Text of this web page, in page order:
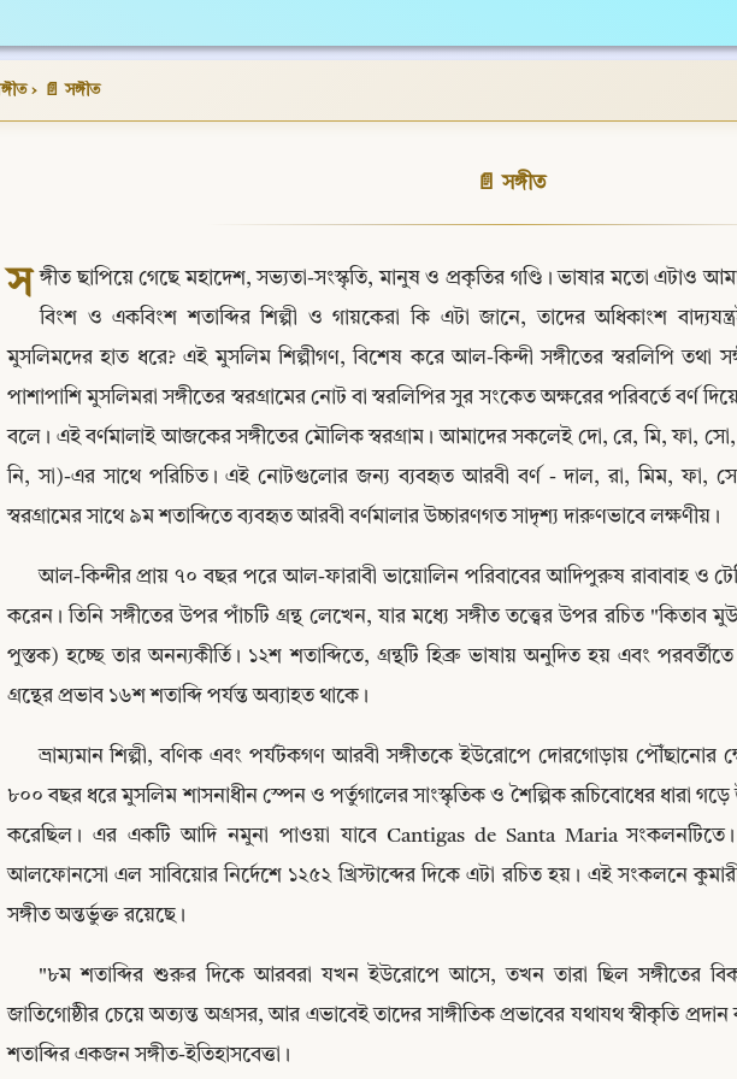
› 📄 সঙ্গীত
📄 সঙ্গীত
স ঙ্গীত ছাপিয়ে গেছে মহাদেশ, সভ্যতা-সংস্কৃতি, মানুষ ও প্রকৃতির গণ্ডি। ভাষার মতো এটাও
বিংশ ও একবিংশ শতাব্দির শিল্পী ও গায়কেরা কি এটা জানে, তাদের অধিকাংশ
মুসলিমদের হাত ধরে? এই মুসলিম শিল্পীগণ, বিশেষ করে আল-কিন্দী সঙ্গীতের স্বরলিপি তথা
পাশাপাশি মুসলিমরা সঙ্গীতের স্বরগ্রামের নোট বা স্বরলিপির সুর সংকেত অক্ষরের পরিবর্তে বর্ণ
বলে। এই বর্ণমালাই আজকের সঙ্গীতের মৌলিক স্বরগ্রাম। আমাদের সকলেই দো, রে, মি, ফা, সো,
নি, সা)-এর সাথে পরিচিত। এই নোটগুলোর জন্য ব্যবহৃত আরবী বর্ণ - দাল, রা, মিম, ফা,
স্বরগ্রামের সাথে ৯ম শতাব্দিতে ব্যবহৃত আরবী বর্ণমালার উচ্চারণগত সাদৃশ্য দারুণভাবে লক্ষণীয়।
আল-কিন্দীর প্রায় ৭০ বছর পরে আল-ফারাবী ভায়োলিন পরিবাবের আদিপুরুষ রাবাবাহ ও
করেন। তিনি সঙ্গীতের উপর পাঁচটি গ্রন্থ লেখেন, যার মধ্যে সঙ্গীত তত্ত্বের উপর রচিত "কিতাব
পুস্তক) হচ্ছে তার অনন্যকীর্তি। ১২শ শতাব্দিতে, গ্রন্থটি হিব্রু ভাষায় অনুদিত হয় এবং
গ্রন্থের প্রভাব ১৬শ শতাব্দি পর্যন্ত অব্যাহত থাকে।
ভ্রাম্যমান শিল্পী, বণিক এবং পর্যটকগণ আরবী সঙ্গীতকে ইউরোপে দোরগোড়ায় পৌঁছানোর
৮০০ বছর ধরে মুসলিম শাসনাধীন স্পেন ও পর্তুগালের সাংস্কৃতিক ও শৈল্পিক রূচিবোধের ধারা গড়ে
করেছিল। এর একটি আদি নমুনা পাওয়া যাবে Cantigas de Santa Maria
আলফোনসো এল সাবিয়োর নির্দেশে ১২৫২ খ্রিস্টাব্দের দিকে এটা রচিত হয়। এই সংকলনে কুমারী
সঙ্গীত অন্তর্ভুক্ত রয়েছে।
"৮ম শতাব্দির শুরুর দিকে আরবরা যখন ইউরোপে আসে, তখন তারা ছিল সঙ্গীতের
জাতিগোষ্ঠীর চেয়ে অত্যন্ত অগ্রসর, আর এভাবেই তাদের সাঙ্গীতিক প্রভাবের যথাযথ স্বীকৃতি
শতাব্দির একজন সঙ্গীত-ইতিহাসবেত্তা।